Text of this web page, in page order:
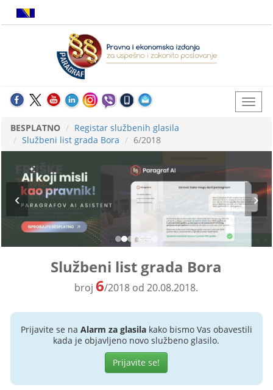
BESPLATNO
Registar službenih glasila
Službeni list grada Bora
6/2018
Službeni list grada Bora
broj6/2018 od 20.08.2018.
Prijavite se na Alarm za glasilakako bismo Vas obavestili
kada je objavljeno novo službeno glasilo.
Prijavite se!